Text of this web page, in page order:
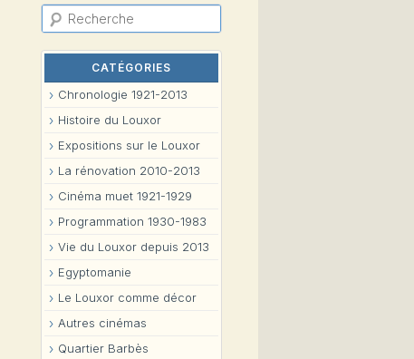
c
c
CATÉGORIES
Chronologie 1921-2013
Histoire du Louxor
Expositions sur le Louxor
La rénovation 2010-2013
Cinéma muet 1921-1929
Programmation 1930-1983
Vie du Louxor depuis 2013
Egyptomanie
Le Louxor comme décor
Autres cinémas
Quartier Barbès